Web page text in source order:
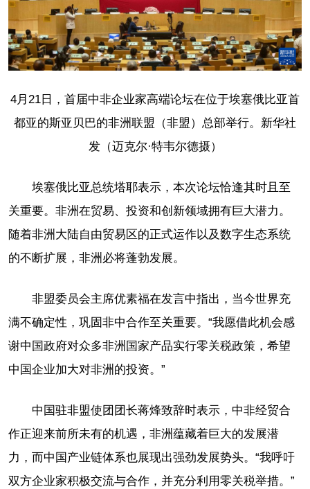
4月21日，首届中非企业家高端论坛在位于埃塞俄比亚首
都亚的斯亚贝巴的非洲联盟（非盟）总部举行。新华社
发（迈克尔·特韦尔德摄）
埃塞俄比亚总统塔耶表示，本次论坛恰逢其时且至
关重要。非洲在贸易、投资和创新领域拥有巨大潜力。
随着非洲大陆自由贸易区的正式运作以及数字生态系统
的不断扩展，非洲必将蓬勃发展。
非盟委员会主席优素福在发言中指出，当今世界充
满不确定性，巩固非中合作至关重要。“我愿借此机会感
谢中国政府对众多非洲国家产品实行零关税政策，希望
中国企业加大对非洲的投资。”
中国驻非盟使团团长蒋烽致辞时表示，中非经贸合
作正迎来前所未有的机遇，非洲蕴藏着巨大的发展潜
力，而中国产业链体系也展现出强劲发展势头。“我呼吁
双方企业家积极交流与合作，并充分利用零关税举措。”